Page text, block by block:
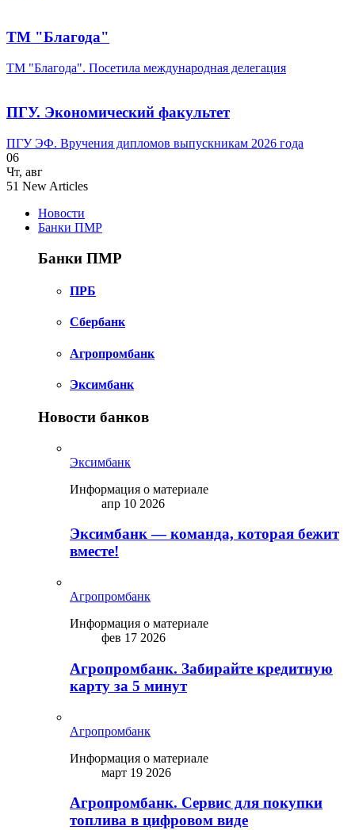
ТМ "Благода"
ТМ "Благода". Посетила международная делегация
ПГУ. Экономический факультет
ПГУ ЭФ. Вручения дипломов выпускникам 2026 года
06
Чт, авг
51 New Articles
Новости
Банки ПМР
Банки ПМР
ПРБ
Сбербанк
Агропромбанк
Эксимбанк
Новости банков
Эксимбанк
Информация о материале
апр 10 2026
Эксимбанк — команда, которая бежит
вместе!
Агропромбанк
Информация о материале
фев 17 2026
Агропромбанк. Забирайте кредитную
карту за 5 минут
Агропромбанк
Информация о материале
март 19 2026
Агропромбанк. Сервис для покупки
топлива в цифровом виде